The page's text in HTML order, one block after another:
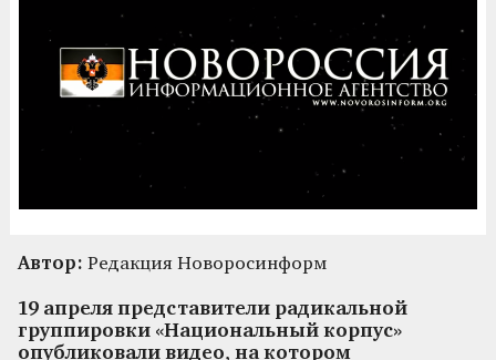
Автор: Редакция Новоросинформ
19 апреля представители радикальной
группировки «Национальный корпус»
опубликовали видео, на котором